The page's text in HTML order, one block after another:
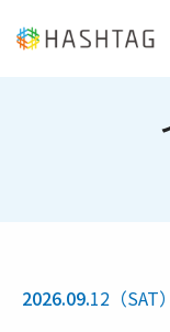
2026.09.12（SAT）